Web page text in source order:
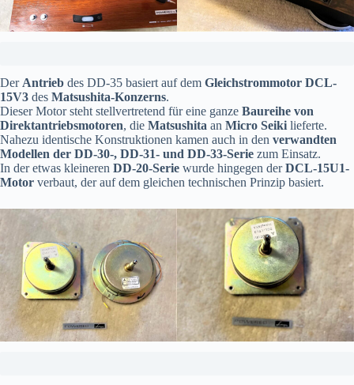
Der Antrieb des DD-35 basiert auf dem Gleichstrommotor DCL-
15V3 des Matsushita-Konzerns.
Dieser Motor steht stellvertretend für eine ganze Baureihe von
Direktantriebsmotoren, die Matsushita an Micro Seiki lieferte.
Nahezu identische Konstruktionen kamen auch in den verwandten
Modellen der DD-30-, DD-31- und DD-33-Serie zum Einsatz.
In der etwas kleineren DD-20-Serie wurde hingegen derDCL-15U1-
Motor verbaut, der auf dem gleichen technischen Prinzip basiert.